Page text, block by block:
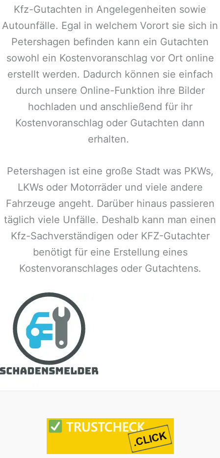
Kfz-Gutachten in Angelegenheiten sowie
Autounfälle. Egal in welchem Vorort sie sich in
Petershagen befinden kann ein Gutachten
sowohl ein Kostenvoranschlag vor Ort online
erstellt werden. Dadurch können sie einfach
durch unsere Online-Funktion ihre Bilder
hochladen und anschließend für ihr
Kostenvoranschlag oder Gutachten dann
erhalten.
Petershagen ist eine große Stadt was PKWs,
LKWs oder Motorräder und viele andere
Fahrzeuge angeht. Darüber hinaus passieren
täglich viele Unfälle. Deshalb kann man einen
Kfz-Sachverständigen oder KFZ-Gutachter
benötigt für eine Erstellung eines
Kostenvoranschlages oder Gutachtens.